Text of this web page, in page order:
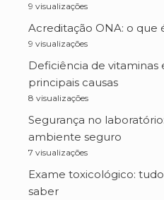
9 visualizações
Acreditação ONA: o que
9 visualizações
Deficiência de vitaminas
principais causas
8 visualizações
Segurança no
ambiente seguro
7 visualizações
Exame toxicológico:
saber